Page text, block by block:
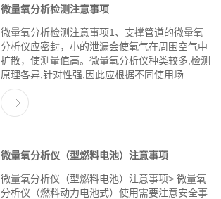
微量氧分析检测注意事项
微量氧分析检测注意事项1、支撑管道的微量氧
分析仪应密封，小的泄漏会使氧气在周围空气中
扩散，使测量值高。微量氧分析仪种类较多,检测
原理各异,针对性强,因此应根据不同使用场
微量氧分析仪（型燃料电池）注意事项
微量氧分析仪（型燃料电池）注意事项> 微量氧
分析仪（燃料动力电池式）使用需要注意安全事